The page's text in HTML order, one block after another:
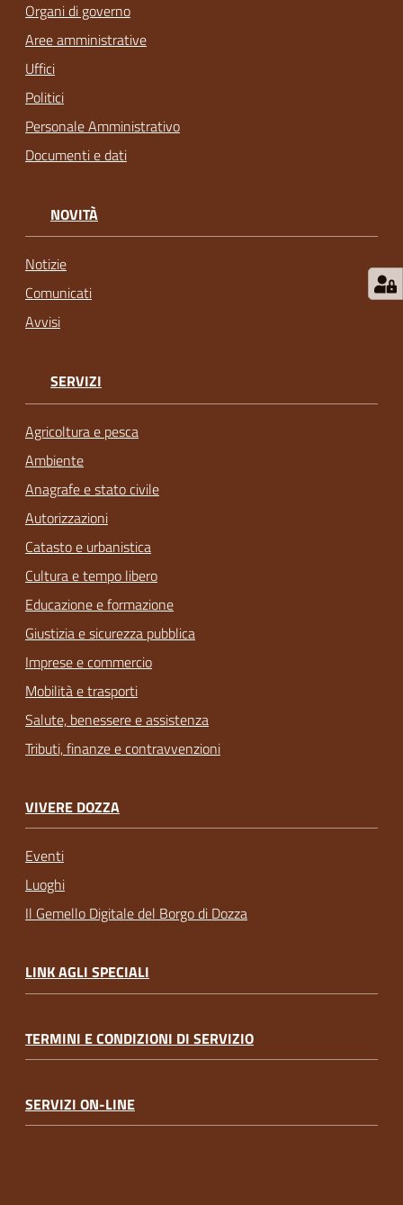
Organi di governo
Aree amministrative
Uffici
Politici
Personale Amministrativo
Documenti e dati
NOVITÀ
Notizie
Comunicati
Avvisi
SERVIZI
Agricoltura e pesca
Ambiente
Anagrafe e stato civile
Autorizzazioni
Catasto e urbanistica
Cultura e tempo libero
Educazione e formazione
Giustizia e sicurezza pubblica
Imprese e commercio
Mobilità e trasporti
Salute, benessere e assistenza
Tributi, finanze e contravvenzioni
VIVERE DOZZA
Eventi
Luoghi
Il Gemello Digitale del Borgo di Dozza
LINK AGLI SPECIALI
TERMINI E CONDIZIONI DI SERVIZIO
SERVIZI ON-LINE